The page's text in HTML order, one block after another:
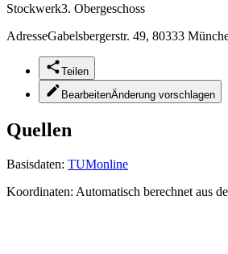
Stockwerk3. Obergeschoss
AdresseGabelsbergerstr. 49, 80333
Teilen
BearbeitenÄnderung vorschlagen
Quellen
Basisdaten: TUMonline
Koordinaten: Automatisch berechnet aus